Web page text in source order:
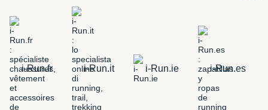
i-Run.fr i-Run.it i-Run.ie i-Run.es